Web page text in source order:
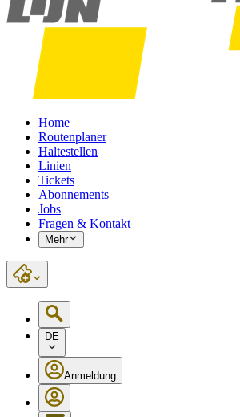
Home
Routenplaner
Haltestellen
Linien
Tickets
Abonnements
Jobs
Fragen & Kontakt
Mehr
DE
Anmeldung